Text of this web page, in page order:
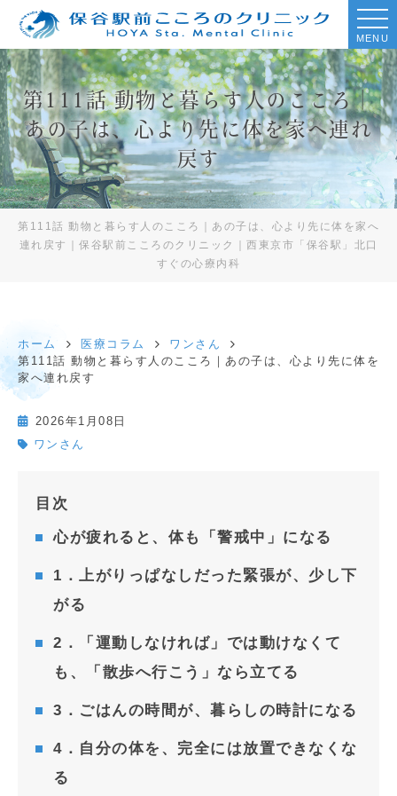
MENU
第111話 動物と暮らす人のこころ｜
あの子は、心より先に体を家へ連れ
戻す
第111話 動物と暮らす人のこころ｜あの子は、心より先に体を家へ
連れ戻す｜保谷駅前こころのクリニック｜西東京市「保谷駅」北口
すぐの心療内科
ホーム 医療コラム
ワンさん
第111話 動物と暮らす人のこころ｜あの子は、心より先に体を
家へ連れ戻す
2026年1月08日
ワンさん
目次
心が疲れると、体も「警戒中」になる
1．上がりっぱなしだった緊張が、少し下
がる
2．「運動しなければ」では動けなくて
も、「散歩へ行こう」なら立てる
3．ごはんの時間が、暮らしの時計になる
4．自分の体を、完全には放置できなくな
る